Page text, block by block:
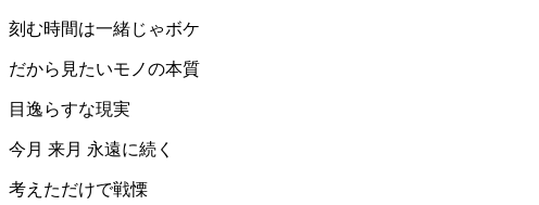
刻む時間は一緒じゃボケ
だから見たいモノの本質
目逸らすな現実
今月 来月 永遠に続く
考えただけで戦慄